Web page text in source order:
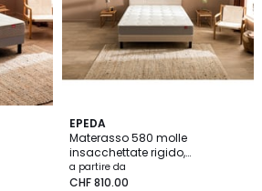
EPEDA
Materasso 580 molle
insacchettate rigido,
Destination
a partire da
CHF 810.00
4.1
/ 5